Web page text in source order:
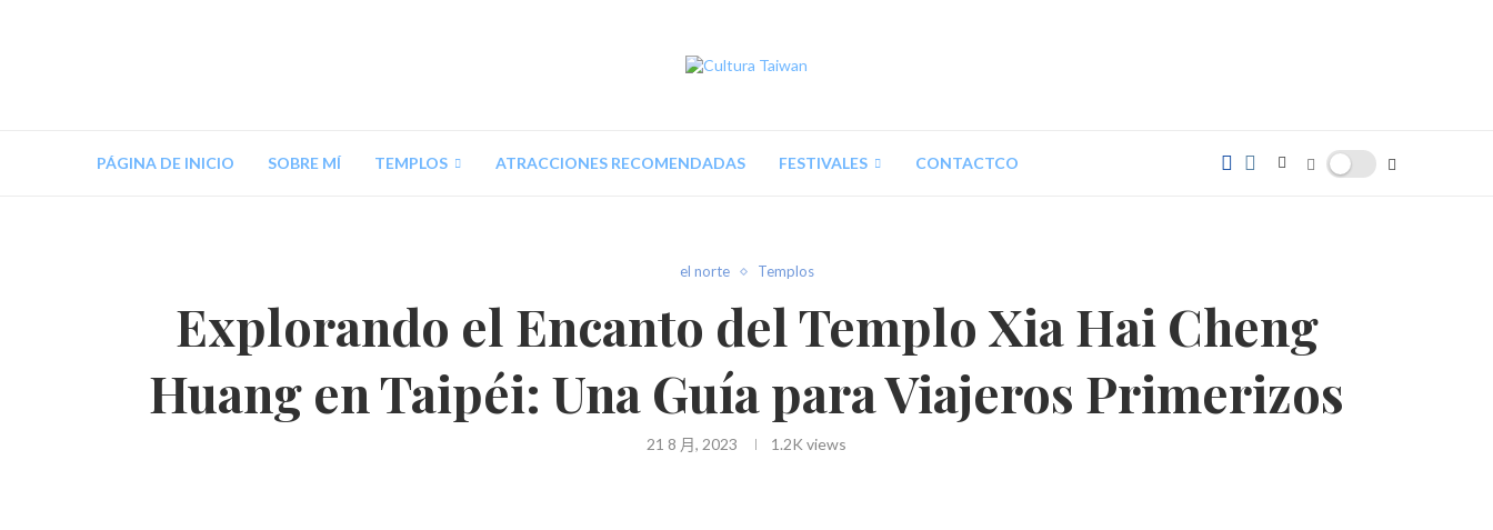
PÁGINA DE INICIO SOBRE MÍ TEMPLOS ATRACCIONES RECOMENDADAS FESTIVALES CONTACTCO
el norte Templos
Explorando el Encanto del Templo Xia Hai Cheng
Huang en Taipéi: Una Guía para Viajeros Primerizos
21 8 月, 2023 1.2K views